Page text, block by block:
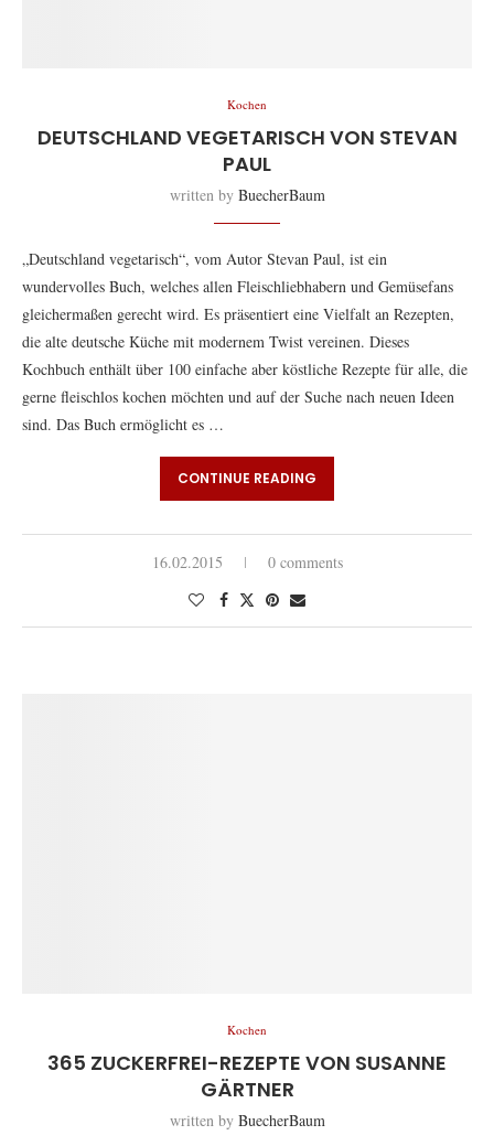
Kochen
DEUTSCHLAND VEGETARISCH VON STEVAN
PAUL
written by BuecherBaum
„Deutschland vegetarisch“, vom Autor Stevan Paul, ist ein
wundervolles Buch, welches allen Fleischliebhabern und Gemüsefans
gleichermaßen gerecht wird. Es präsentiert eine Vielfalt an Rezepten,
die alte deutsche Küche mit modernem Twist vereinen. Dieses
Kochbuch enthält über 100 einfache aber köstliche Rezepte für alle, die
gerne fleischlos kochen möchten und auf der Suche nach neuen Ideen
sind. Das Buch ermöglicht es …
CONTINUE READING
16.02.2015 0 comments
Kochen
365 ZUCKERFREI-REZEPTE VON SUSANNE
GÄRTNER
written by BuecherBaum